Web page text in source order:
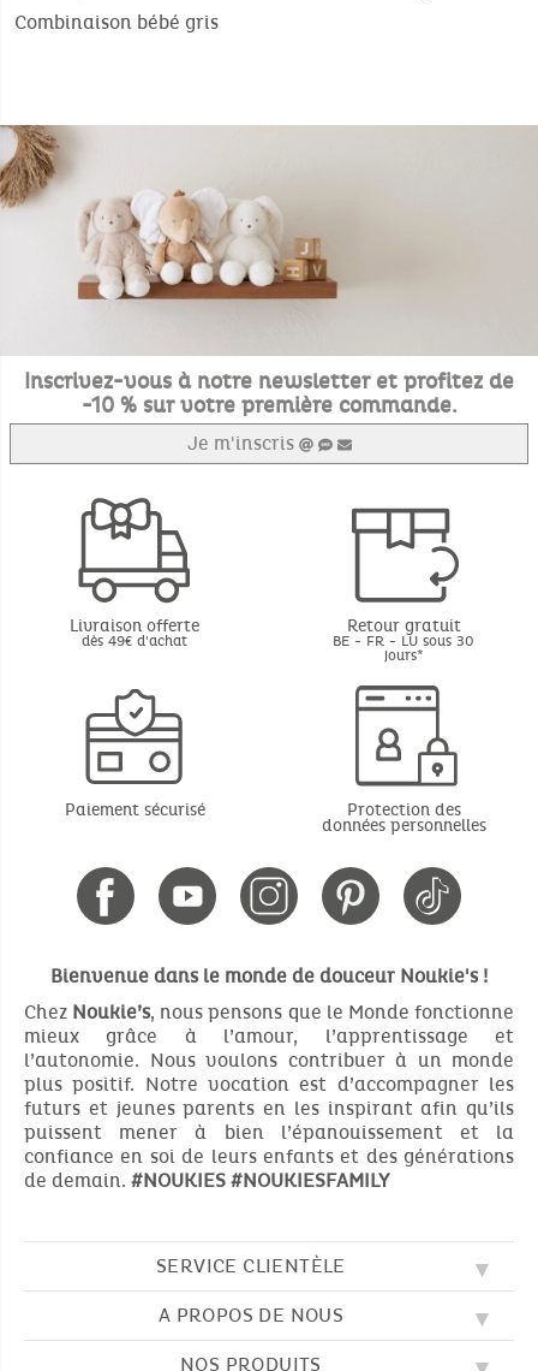
Combinaison bébé gris
Inscrivez-vous à notre newsletter et profitez de
-10 % sur votre première commande.
Je m'inscris
Livraison offerte
dès 49€ d'achat
Retour gratuit
BE - FR - LU sous 30
jours*
Paiement sécurisé Protection des
données personnelles
Bienvenue dans le monde de douceur Noukie's !
Chez Noukie’s, nous pensons que le Monde fonctionne
mieux grâce à l’amour, l’apprentissage et
l’autonomie. Nous voulons contribuer à un monde
plus positif. Notre vocation est d’accompagner les
futurs et jeunes parents en les inspirant afin qu’ils
puissent mener à bien l’épanouissement et la
confiance en soi de leurs enfants et des générations
de demain. #NOUKIES #NOUKIESFAMILY
SERVICE CLIENTÈLE
QUESTIONS FRÉQUENTES (FAQ)
A PROPOS DE NOUS
NOS PRODUITS